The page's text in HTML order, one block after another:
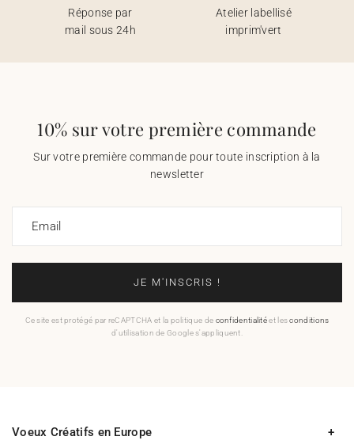
Réponse par
mail sous 24h
Atelier labellisé
imprim'vert
10% sur votre première commande
Sur votre première commande pour toute inscription à la
newsletter
Email
JE M'INSCRIS !
Ce site est protégé par reCAPTCHA et la politique de confidentialitéet lesconditions
d'utilisation de Google s'appliquent.
Voeux Créatifs en Europe